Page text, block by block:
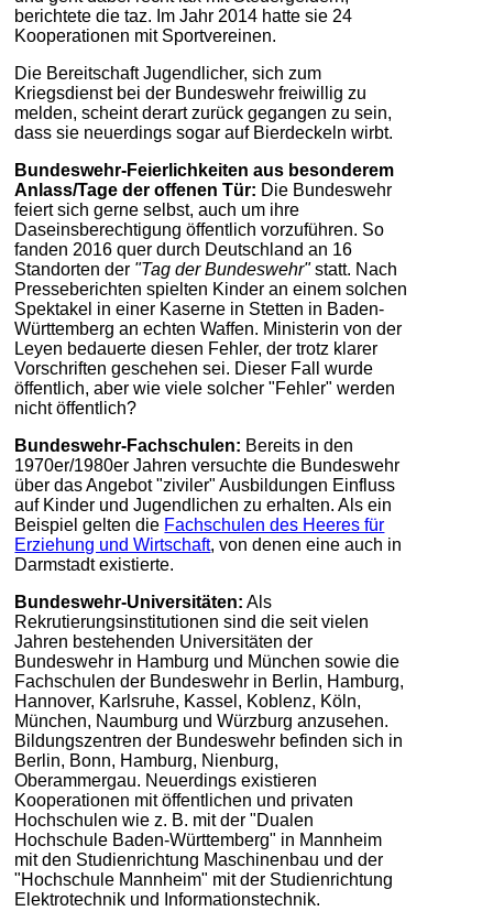
berichtete die taz. Im Jahr 2014 hatte sie 24
Kooperationen mit Sportvereinen.
Die Bereitschaft Jugendlicher, sich zum
Kriegsdienst bei der Bundeswehr freiwillig zu
melden, scheint derart zurück gegangen zu sein,
dass sie neuerdings sogar auf Bierdeckeln wirbt.
Bundeswehr-Feierlichkeiten aus besonderem
Anlass/Tage der offenen Tür: Die Bundeswehr
feiert sich gerne selbst, auch um ihre
Daseinsberechtigung öffentlich vorzuführen. So
fanden 2016 quer durch Deutschland an 16
Standorten der "Tag der Bundeswehr"statt. Nach
Presseberichten spielten Kinder an einem solchen
Spektakel in einer Kaserne in Stetten in Baden-
Württemberg an echten Waffen. Ministerin von der
Leyen bedauerte diesen Fehler, der trotz klarer
Vorschriften geschehen sei. Dieser Fall wurde
öffentlich, aber wie viele solcher "Fehler" werden
nicht öffentlich?
Bundeswehr-Fachschulen: Bereits in den
1970er/1980er Jahren versuchte die Bundeswehr
über das Angebot "ziviler" Ausbildungen Einfluss
auf Kinder und Jugendlichen zu erhalten. Als ein
Beispiel gelten die Fachschulen des Heeres für
Erziehung und Wirtschaft, von denen eine auch in
Darmstadt existierte.
Bundeswehr-Universitäten: Als
Rekrutierungsinstitutionen sind die seit vielen
Jahren bestehenden Universitäten der
Bundeswehr in Hamburg und München sowie die
Fachschulen der Bundeswehr in Berlin, Hamburg,
Hannover, Karlsruhe, Kassel, Koblenz, Köln,
München, Naumburg und Würzburg anzusehen.
Bildungszentren der Bundeswehr befinden sich in
Berlin, Bonn, Hamburg, Nienburg,
Oberammergau. Neuerdings existieren
Kooperationen mit öffentlichen und privaten
Hochschulen wie z. B. mit der "Dualen
Hochschule Baden-Württemberg" in Mannheim
mit den Studienrichtung Maschinenbau und der
"Hochschule Mannheim" mit der Studienrichtung
Elektrotechnik und Informationstechnik.